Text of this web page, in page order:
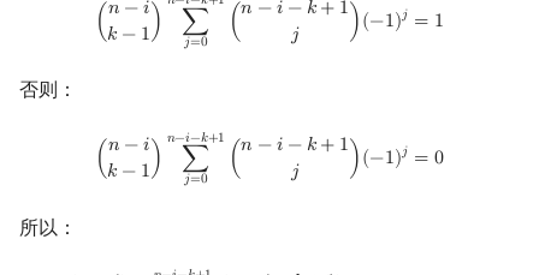
( 𝑛 −𝑖
𝑘 − 1 )
𝑛−𝑖−𝑘+1
∑
𝑗=0
(𝑛 −𝑖 − 𝑘+ 1
𝑗
)(−1)𝑗 = 1
否则：
( 𝑛 −𝑖
𝑘 − 1 )
𝑛−𝑖−𝑘+1
∑
𝑗=0
(𝑛 −𝑖 − 𝑘+ 1
𝑗
)(−1)𝑗 = 0
(n −ik −1)∑j=0n −i− k+ 1 (n−i−k+1j) 0
所以：